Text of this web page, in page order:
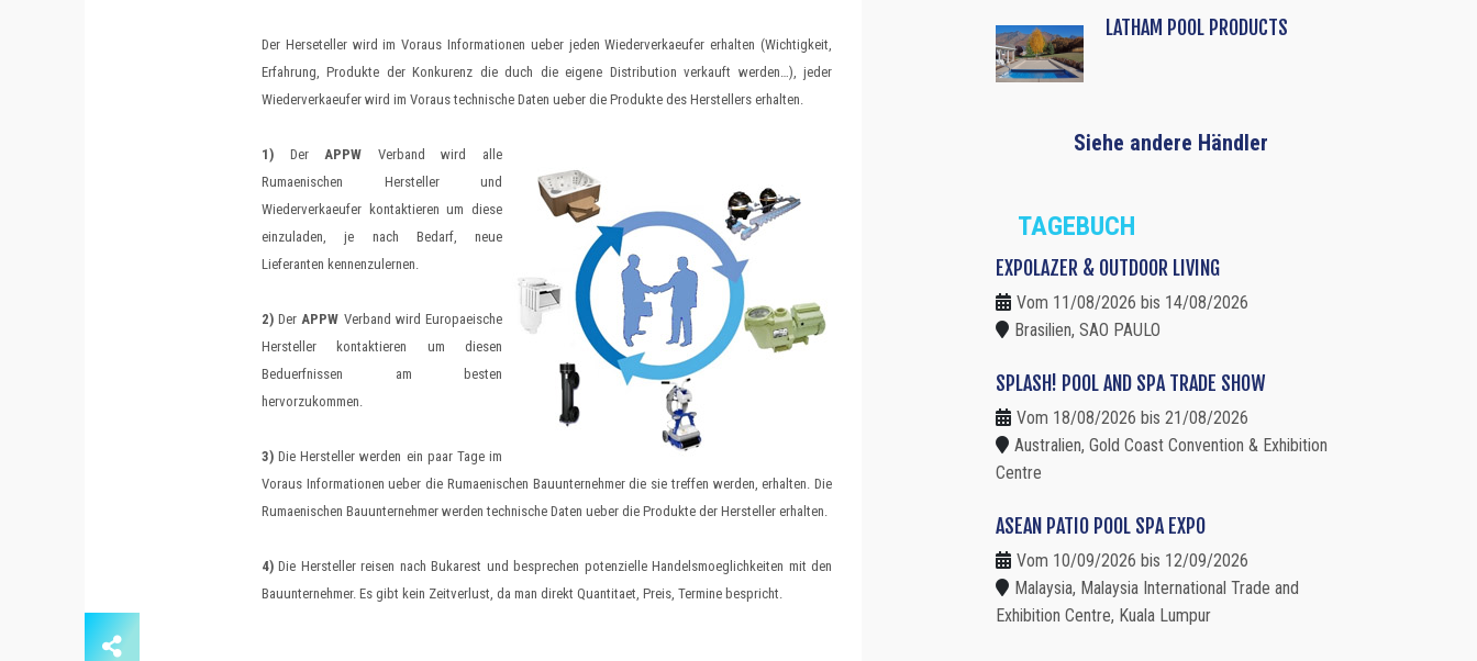
Der Herseteller wird im Voraus Informationen ueber jeden Wiederverkaeufer erhalten (Wichtigkeit,
Erfahrung, Produkte der Konkurenz die duch die eigene Distribution verkauft werden…), jeder
Wiederverkaeufer wird im Voraus technische Daten ueber die Produkte des Herstellers erhalten.
1) DerAPPW Verband wird alle
Rumaenischen Hersteller und
Wiederverkaeufer kontaktieren um diese
einzuladen, je nach Bedarf, neue
Lieferanten kennenzulernen.
2) DerAPPW Verband wird Europaeische
Hersteller kontaktieren um diesen
Beduerfnissen am besten
hervorzukommen.
3)Die Hersteller werden ein paar Tage im
Voraus Informationen ueber die Rumaenischen Bauunternehmer die sie treffen werden, erhalten. Die
Rumaenischen Bauunternehmer werden technische Daten ueber die Produkte der Hersteller erhalten.
4) Die Hersteller reisen nach Bukarest und besprechen potenzielle Handelsmoeglichkeiten mit den
Bauunternehmer. Es gibt kein Zeitverlust, da man direkt Quantitaet, Preis, Termine bespricht.
LATHAM POOL PRODUCTS
Siehe andere Händler
TAGEBUCH
EXPOLAZER & OUTDOOR LIVING
Vom 11/08/2026 bis 14/08/2026
Brasilien, SAO PAULO
SPLASH! POOL AND SPA TRADE SHOW
Vom 18/08/2026 bis 21/08/2026
Australien, Gold Coast Convention & Exhibition
Centre
ASEAN PATIO POOL SPA EXPO
Vom 10/09/2026 bis 12/09/2026
Malaysia, Malaysia International Trade and
Exhibition Centre, Kuala Lumpur